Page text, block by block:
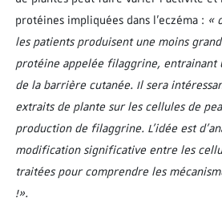
protéines impliquées dans l’eczéma : «
les patients produisent une moins
protéine appelée filaggrine, entrainant
de la barrière cutanée. Il sera
extraits de plante sur les cellules de
production de filaggrine. L’idée est
modification significative entre les
traitées pour comprendre les
!».